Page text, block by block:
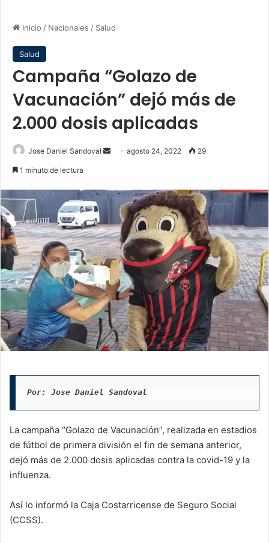
Inicio / Nacionales / Salud
Salud
Campaña “Golazo de
Vacunación” dejó más de
2.000 dosis aplicadas
Jose Daniel Sandoval
Sendagosto 24, 2022 29
1 minuto de lectura
Por: Jose Daniel Sandoval
La campaña “Golazo de Vacunación”, realizada en estadios
de fútbol de primera división el fin de semana anterior,
dejó más de 2.000 dosis aplicadas contra la covid-19 y la
influenza.
Así lo informó la Caja Costarricense de Seguro Social
(CCSS).